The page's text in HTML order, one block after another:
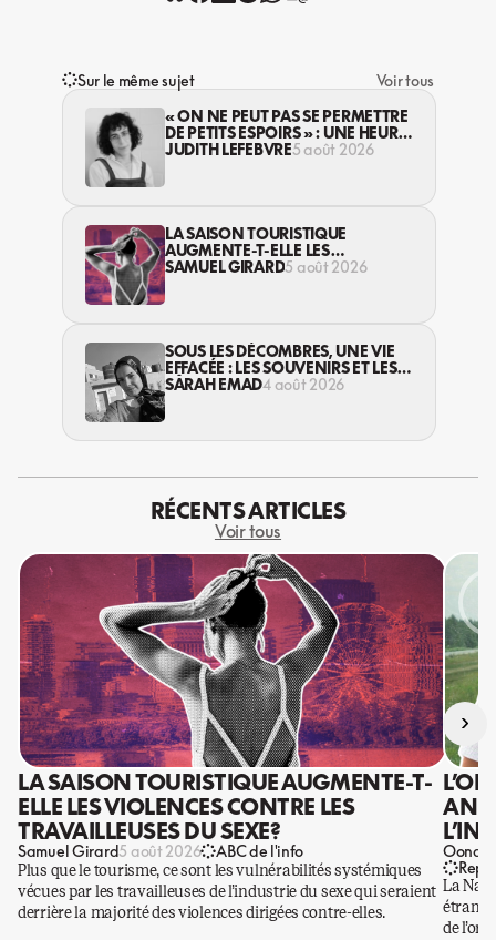
Sur le même sujet
Voir tous
« ON NE PEUT PAS SE PERMETTRE
DE PETITS ESPOIRS » : UNE HEURE
AVEC AVI LEWIS
JUDITH LEFEBVRE5 août 2026
LA SAISON TOURISTIQUE
AUGMENTE-T-ELLE LES
VIOLENCES CONTRE LES
SAMUEL GIRARD5 août 2026
SOUS LES DÉCOMBRES, UNE VIE
EFFACÉE : LES SOUVENIRS ET LES
RÊVES PERDUS DES HABITANT·ES
SARAH EMAD4 août 2026
RÉCENTS ARTICLES
Voir tous
LA SAISON TOURISTIQUE AUGMENTE-T-
ELLE LES VIOLENCES CONTRE LES
TRAVAILLEUSES DU SEXE?
Samuel Girard5 août 2026 ABC de l'info
Plus que le tourisme, ce sont les vulnérabilités systémiques
vécues par les travailleuses de l’industrie du sexe qui seraient
derrière la majorité des violences dirigées contre-elles.
Oona
La
de l’or.
›